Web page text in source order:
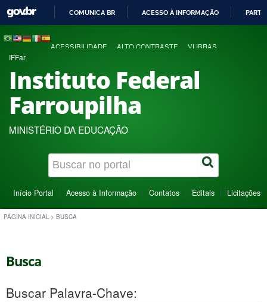
COMUNICA BR ACESSO À INFORMAÇÃO
ACESSIBILIDADE ALTO CONTRASTE VLIBRAS
IFFar
Instituto Federal
Farroupilha
MINISTÉRIO DA EDUCAÇÃO
Início Portal Acesso à Informação Contatos Editais Licitações
PÁGINA INICIAL > BUSCA
Busca
Buscar Palavra-Chave: